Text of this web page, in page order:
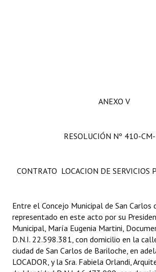
ANEXO V
RESOLUCIÓN Nº 410-
CONTRATO LOCACION DE SERVICIOS
Entre el Concejo Municipal de San Carlos
representado en este acto por su
Municipal, María Eugenia Martini,
D.N.I. 22.598.381, con domicilio en la
ciudad de San Carlos de Bariloche, en
LOCADOR, y la Sra. Fabiela Orlandi,